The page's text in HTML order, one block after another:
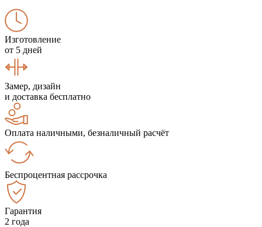
Изготовление
от 5 дней
Замер, дизайн
и доставка бесплатно
Оплата наличными, безналичный расчёт
Беспроцентная рассрочка
Гарантия
2 года